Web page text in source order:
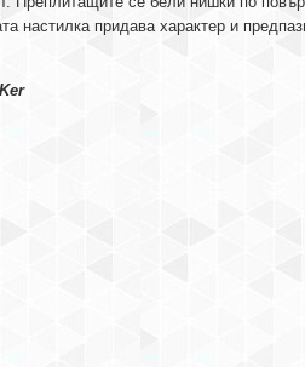
настилка придава характер и